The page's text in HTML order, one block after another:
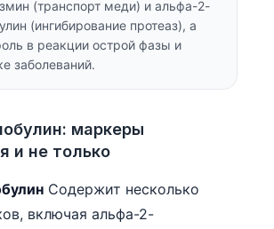
(транспорт меди) и альфа-2-
(ингибирование протеаз), а
в реакции острой фазы и
заболеваний.
маркеры
и не только
Содержит несколько
включая альфа-2-